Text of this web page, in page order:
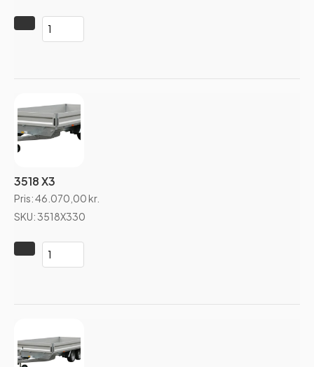
3518 X3
Pris:46.070,00 kr.
SKU: 3518X330